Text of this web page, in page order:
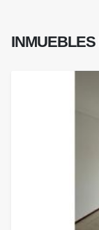
INMUEBLES